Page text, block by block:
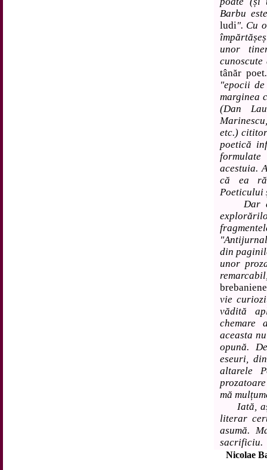
Barbu
ludi". Cu
unor
tânăr poet
"epocii
marginea
(Dan
etc.)
poetică
formulate
acestuia.
că ea
Poeticului
Dar
din
unor
vie
vădită
chemare
aceasta
opună.
eseuri,
altarele
mă
Iată,
literar
asumă.
sacrificiu.
Nicolae